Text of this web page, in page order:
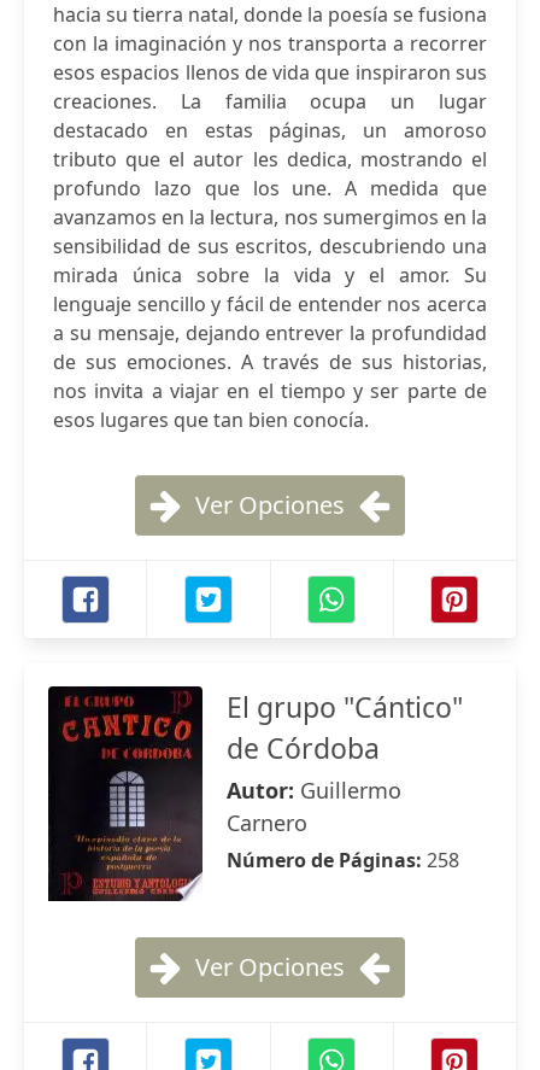
hacia su tierra natal, donde la poesía se fusiona
con la imaginación y nos transporta a recorrer
esos espacios llenos de vida que inspiraron sus
creaciones. La familia ocupa un lugar
destacado en estas páginas, un amoroso
tributo que el autor les dedica, mostrando el
profundo lazo que los une. A medida que
avanzamos en la lectura, nos sumergimos en la
sensibilidad de sus escritos, descubriendo una
mirada única sobre la vida y el amor. Su
lenguaje sencillo y fácil de entender nos acerca
a su mensaje, dejando entrever la profundidad
de sus emociones. A través de sus historias,
nos invita a viajar en el tiempo y ser parte de
esos lugares que tan bien conocía.
Ver Opciones
El grupo "Cántico"
de Córdoba
Autor: Guillermo
Carnero
Número de Páginas: 258
Ver Opciones